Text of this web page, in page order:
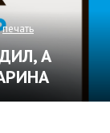
печать
А